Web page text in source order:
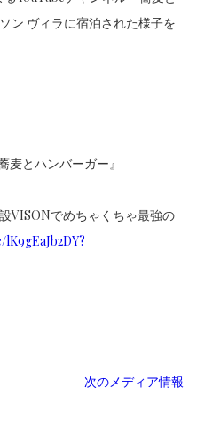
ン ヴィラに宿泊された様子を
麦とハンバーガー』
VISONでめちゃくちゃ最強の
次のメディア情報